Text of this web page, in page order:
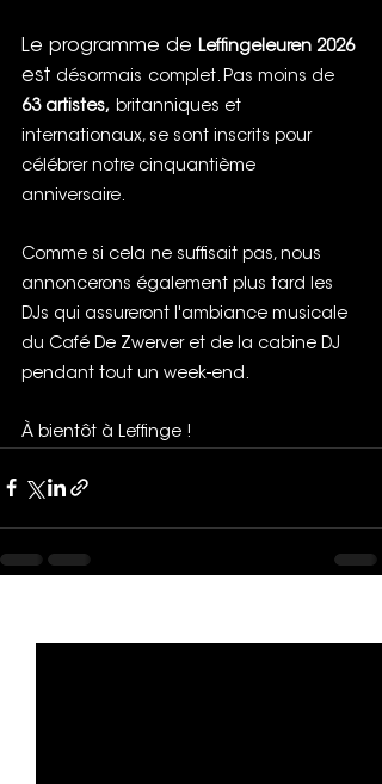
Le programme de Leffingeleuren 2026
est désormais complet. Pas moins de
63 artistes, britanniques et
internationaux, se sont inscrits pour
célébrer notre cinquantième
anniversaire.
Comme si cela ne suffisait pas, nous
annoncerons également plus tard les
DJs qui assureront l'ambiance musicale
du Café De Zwerver et de la cabine DJ
pendant tout un week-end.
À bientôt à Leffinge !